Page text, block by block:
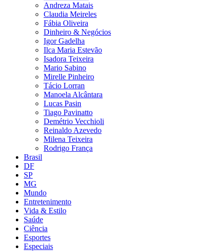
Andreza Matais
Claudia Meireles
Fábia Oliveira
Dinheiro & Negócios
Igor Gadelha
Ilca Maria Estevão
Isadora Teixeira
Mario Sabino
Mirelle Pinheiro
Tácio Lorran
Manoela Alcântara
Lucas Pasin
Tiago Pavinatto
Demétrio Vecchioli
Reinaldo Azevedo
Milena Teixeira
Rodrigo França
Brasil
DF
SP
MG
Mundo
Entretenimento
Vida & Estilo
Saúde
Ciência
Esportes
Especiais